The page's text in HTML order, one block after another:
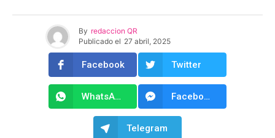
By redaccion QR
Publicado el 27 abril, 2025
Facebook Twitter
WhatsApp Facebook Messenger
Telegram